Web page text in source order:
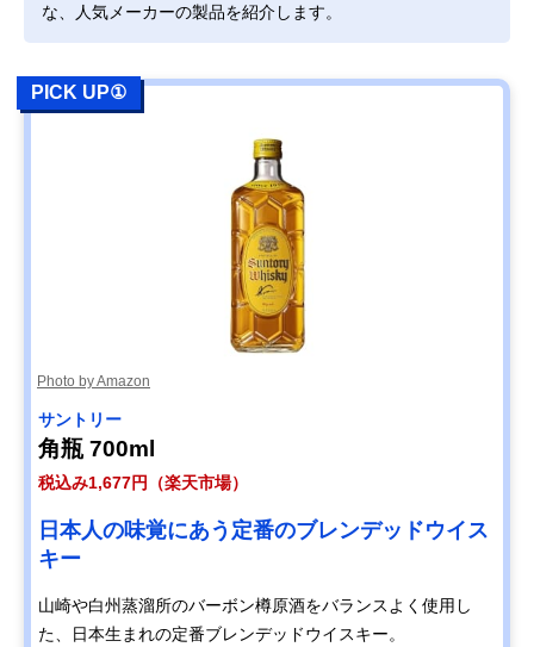
な、人気メーカーの製品を紹介します。
PICK UP①
Photo by Amazon
サントリー
角瓶 700ml
税込み1,677円（楽天市場）
日本人の味覚にあう定番のブレンデッドウイス
キー
山崎や白州蒸溜所のバーボン樽原酒をバランスよく使用し
た、日本生まれの定番ブレンデッドウイスキー。